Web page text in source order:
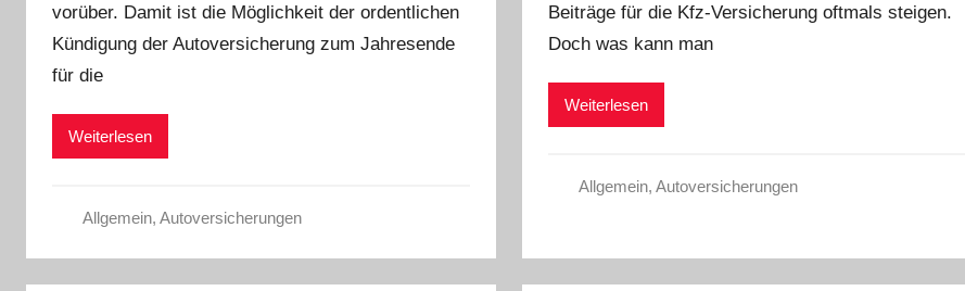
vorüber. Damit ist die Möglichkeit der ordentlichen
Kündigung der Autoversicherung zum Jahresende
für die
Weiterlesen
Allgemein, Autoversicherungen
Beiträge für die Kfz-Versicherung oftmals steigen.
Doch was kann man
Weiterlesen
Allgemein, Autoversicherungen